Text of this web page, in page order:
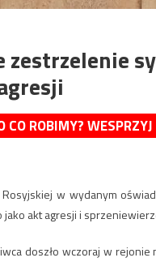
CO ROBIMY?
w wydanym
akt agresji i
doszło wczoraj w rejonie